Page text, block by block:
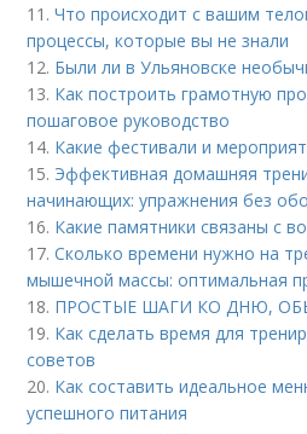
11.Что происходит с вашим
процессы, которые вы не знали
12. Были ли в Ульяновске
13. Как построить грамотную
пошаговое руководство
14. Какие фестивали и
15. Эффективная домашняя
начинающих: упражнения без
16. Какие памятники связаны с
17.Сколько времени нужно на
мышечной массы: оптимальная
18. ПРОСТЫЕ ШАГИ КО ДНЮ,
19. Как сделать время для
советов
20. Как составить идеальное
успешного питания